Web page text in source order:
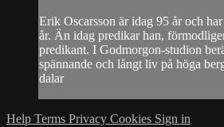
Erik Oscarsson är idag 95 år och
år. Än idag predikar han,
predikant. I Godmorgon-studion
spännande och långt liv på höga
dalar
Help Terms Privacy Cookies Sign in